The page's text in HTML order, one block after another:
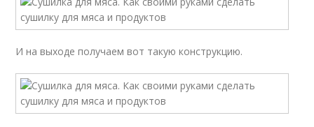
И на выходе получаем вот такую конструкцию.